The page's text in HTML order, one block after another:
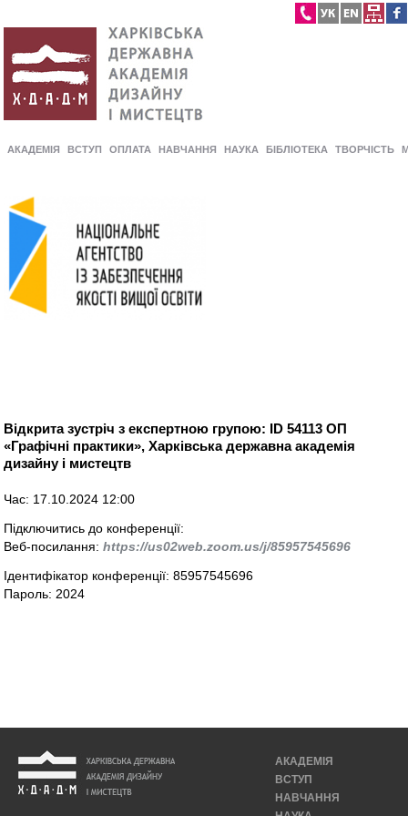
АКАДЕМІЯ ВСТУП ОПЛАТА НАВЧАННЯ НАУКА БІБЛІОТЕКА ТВОРЧІСТЬ
Відкрита зустріч з експертною групою: ID 54113 ОП
«Графічні практики», Харківська державна академія
дизайну і мистецтв
Час: 17.10.2024 12:00
Підключитись до конференції:
Веб-посилання:https://us02web.zoom.us/j/85957545696
Ідентифікатор конференції: 85957545696
Пароль: 2024
АКАДЕМІЯ
ВСТУП
НАВЧАННЯ